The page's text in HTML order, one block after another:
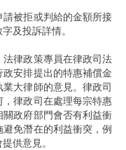
請被拒或判給的金額所接
及投訴詳情。
法律政策專員在律政司法
安排提出的特惠補償金
大律師的意見。律政司
律政司在處理每宗特惠
政府部門會否有利益衝
免潛在的利益衝突，例
供意見。